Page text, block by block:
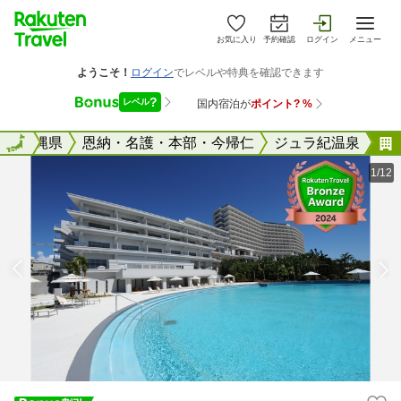
お気に入り 予約確認 ログイン メニュー
全国沖縄県 恩納・名護・本部・今帰仁 ジュラ紀温泉
全国
1/12